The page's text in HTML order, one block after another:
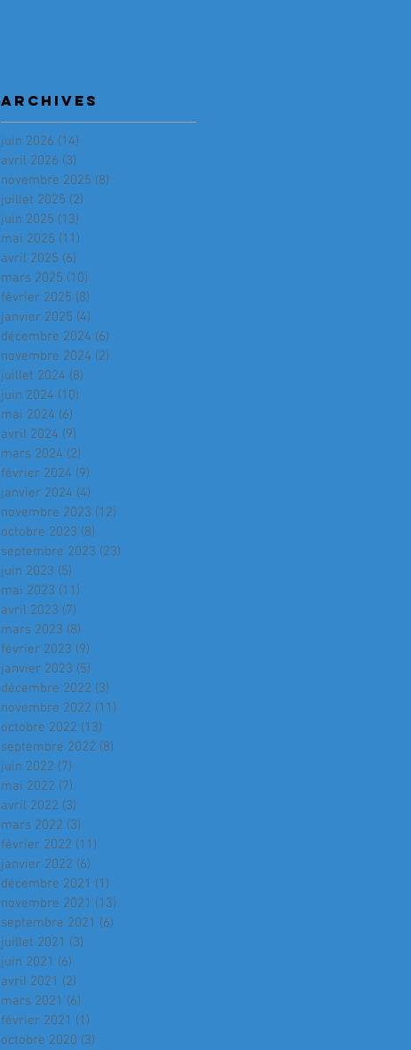
ARCHIVES
juin 2026 (14)
avril 2026 (3)
novembre 2025 (8)
juillet 2025 (2)
juin 2025 (13)
mai 2025 (11)
avril 2025 (6)
mars 2025 (10)
février 2025 (8)
janvier 2025 (4)
décembre 2024 (6)
novembre 2024 (2)
juillet 2024 (8)
juin 2024 (10)
mai 2024 (6)
avril 2024 (9)
mars 2024 (2)
février 2024 (9)
janvier 2024 (4)
novembre 2023 (12)
octobre 2023 (8)
septembre 2023 (23)
juin 2023 (5)
mai 2023 (11)
avril 2023 (7)
mars 2023 (8)
février 2023 (9)
janvier 2023 (5)
décembre 2022 (3)
novembre 2022 (11)
octobre 2022 (13)
septembre 2022 (8)
juin 2022 (7)
mai 2022 (7)
avril 2022 (3)
mars 2022 (3)
février 2022 (11)
janvier 2022 (6)
décembre 2021 (1)
novembre 2021 (13)
septembre 2021 (6)
juillet 2021 (3)
juin 2021 (6)
avril 2021 (2)
mars 2021 (6)
février 2021 (1)
octobre 2020 (3)